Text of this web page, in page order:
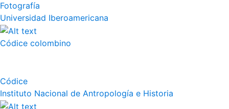
Fotografía
Universidad Iberoamericana
Códice colombino
Códice
Instituto Nacional de Antropología e Historia